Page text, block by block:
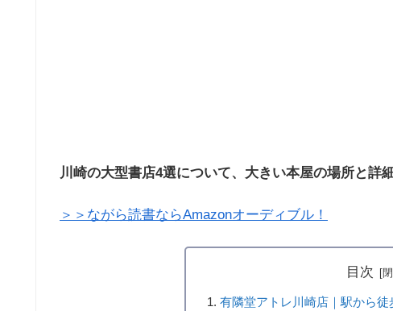
川崎の大型書店4選について、大きい本屋の場所と詳
＞＞ながら読書ならAmazonオーディブル！
目次
有隣堂アトレ川崎店｜駅から徒